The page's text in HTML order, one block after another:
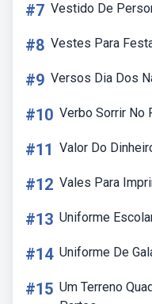
#7 Vestido De
#8 Vestes Para
#9 Versos Dia Dos
#10 Verbo Sorrir No
#11 Valor Do
#12 Vales Para
#13 Uniforme
#14 Uniforme De
#15 Um Terreno